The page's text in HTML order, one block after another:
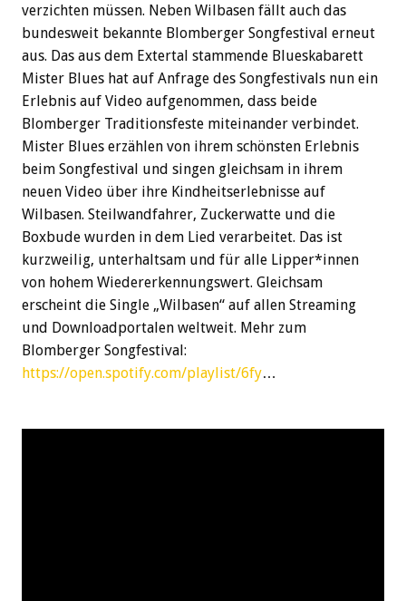
verzichten müssen. Neben Wilbasen fällt auch das
bundesweit bekannte Blomberger Songfestival erneut
aus. Das aus dem Extertal stammende Blueskabarett
Mister Blues hat auf Anfrage des Songfestivals nun ein
Erlebnis auf Video aufgenommen, dass beide
Blomberger Traditionsfeste miteinander verbindet.
Mister Blues erzählen von ihrem schönsten Erlebnis
beim Songfestival und singen gleichsam in ihrem
neuen Video über ihre Kindheitserlebnisse auf
Wilbasen. Steilwandfahrer, Zuckerwatte und die
Boxbude wurden in dem Lied verarbeitet. Das ist
kurzweilig, unterhaltsam und für alle Lipper*innen
von hohem Wiedererkennungswert. Gleichsam
erscheint die Single „Wilbasen“ auf allen Streaming
und Downloadportalen weltweit. Mehr zum
Blomberger Songfestival:
https://open.spotify.com/playlist/6fy…